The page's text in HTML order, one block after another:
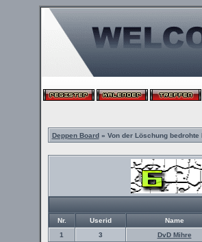
Deppen Board» Von der Löschung bedrohte
Nr. Userid Name
1
3 DvD Mihre